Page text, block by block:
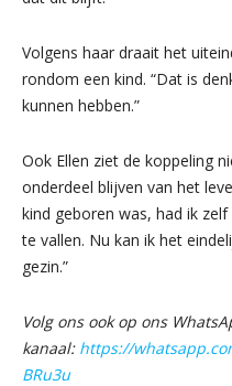
Volgens haar draait het
rondom een kind. “Dat is
kunnen hebben.”
Ook Ellen ziet de koppeling
onderdeel blijven van het
kind geboren was, had ik
te vallen. Nu kan ik het
gezin.”
Volg ons ook op ons
kanaal: https://
BRu3u